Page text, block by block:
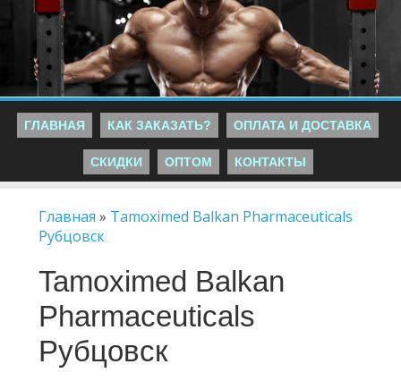
ГЛАВНАЯ КАК ЗАКАЗАТЬ? ОПЛАТА И ДОСТАВКА
СКИДКИ ОПТОМ КОНТАКТЫ
Главная » Tamoximed Balkan Pharmaceuticals
Рубцовск
Tamoximed Balkan
Pharmaceuticals
Рубцовск